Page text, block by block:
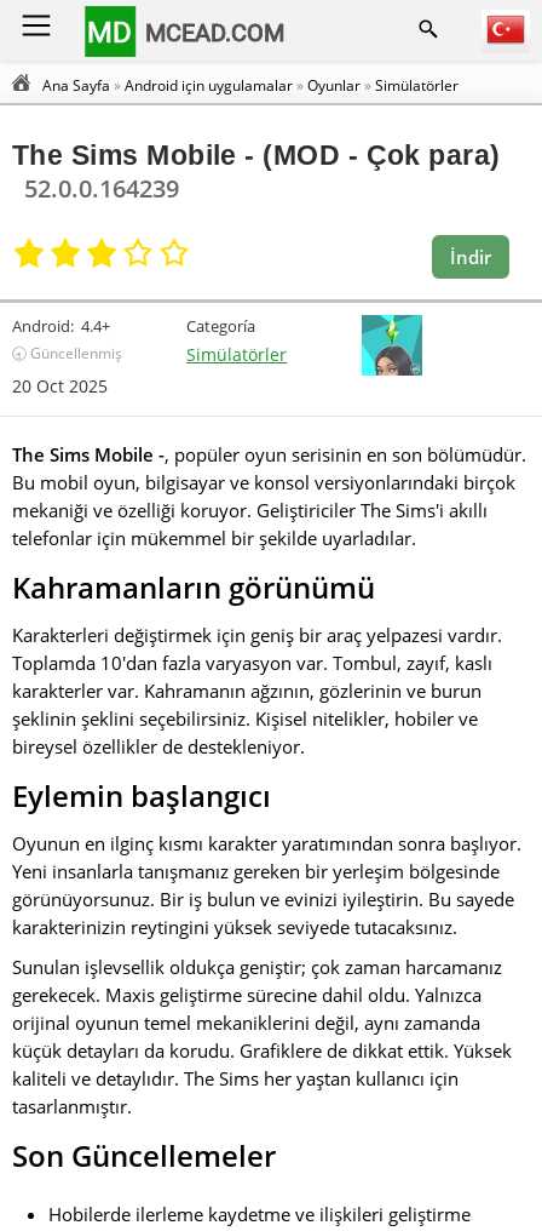
MD MCEAD.COM
Ana Sayfa »Android için uygulamalar»Oyunlar»Simülatörler
The Sims Mobile - (MOD - Çok para)
52.0.0.164239
İndir
Android: 4.4+
🕣 Güncellenmiş
20 Oct 2025
Categoría
Simülatörler
The Sims Mobile -, popüler oyun serisinin en son bölümüdür.
Bu mobil oyun, bilgisayar ve konsol versiyonlarındaki birçok
mekaniği ve özelliği koruyor. Geliştiriciler The Sims'i akıllı
telefonlar için mükemmel bir şekilde uyarladılar.
Kahramanların görünümü
Karakterleri değiştirmek için geniş bir araç yelpazesi vardır.
Toplamda 10'dan fazla varyasyon var. Tombul, zayıf, kaslı
karakterler var. Kahramanın ağzının, gözlerinin ve burun
şeklinin şeklini seçebilirsiniz. Kişisel nitelikler, hobiler ve
bireysel özellikler de destekleniyor.
Eylemin başlangıcı
Oyunun en ilginç kısmı karakter yaratımından sonra başlıyor.
Yeni insanlarla tanışmanız gereken bir yerleşim bölgesinde
görünüyorsunuz. Bir iş bulun ve evinizi iyileştirin. Bu sayede
karakterinizin reytingini yüksek seviyede tutacaksınız.
Sunulan işlevsellik oldukça geniştir; çok zaman harcamanız
gerekecek. Maxis geliştirme sürecine dahil oldu. Yalnızca
orijinal oyunun temel mekaniklerini değil, aynı zamanda
küçük detayları da korudu. Grafiklere de dikkat ettik. Yüksek
kaliteli ve detaylıdır. The Sims her yaştan kullanıcı için
tasarlanmıştır.
Son Güncellemeler
Hobilerde ilerleme kaydetme ve ilişkileri geliştirme